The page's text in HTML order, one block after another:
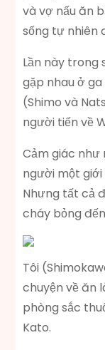
và vợ nấu ăn
sống tự nhiên
Lần này trong
gặp nhau ở
(Shimo và
người tiến về
Cảm giác như
người một
Nhưng tất cả
cháy bỏng
Tôi
chuyện về ăn
phòng sắc
Kato.